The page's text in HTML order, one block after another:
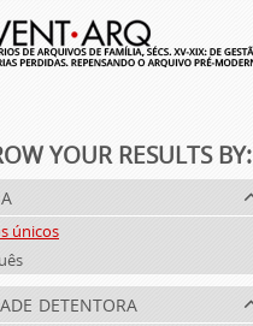
YOUR RESULTS BY:
únicos
detentora